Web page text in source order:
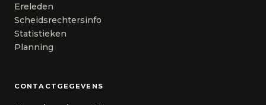
Ereleden
Scheidsrechtersinfo
Statistieken
Planning
CONTACTGEGEVENS